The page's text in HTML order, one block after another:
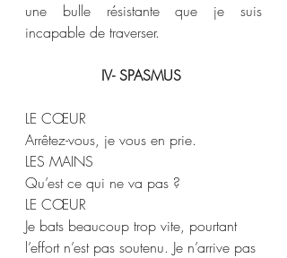
une bulle résistante que je suis
incapable de traverser.
IV- SPASMUS
LE CŒUR
Arrêtez-vous, je vous en prie.
LES MAINS
Qu’est ce qui ne va pas ?
LE CŒUR
Je bats beaucoup trop vite, pourtant
l’effort n’est pas soutenu. Je n’arrive pas